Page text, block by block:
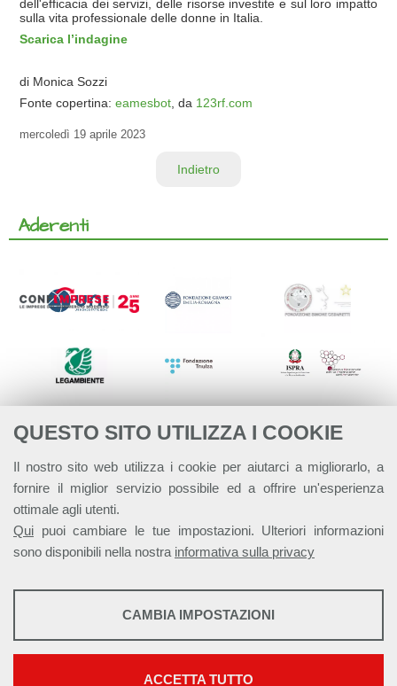
QUESTO SITO UTILIZZA I COOKIE
Il nostro sito web utilizza i cookie per aiutarci a migliorarlo, a
fornire il miglior servizio possibile ed a offrire un'esperienza
ottimale agli utenti.
Qui puoi cambiare le tue impostazioni. Ulteriori informazioni
sono disponibili nella nostra informativa sulla privacy
STATISTICHE
Mostra maggiori informazioni
CAMBIA IMPOSTAZIONI
ACCETTA TUTTO
dell'efficacia dei servizi, delle risorse investite e sul loro impatto
sulla vita professionale delle donne in Italia.
Scarica l’indagine
di Monica Sozzi
Fonte copertina: eamesbot , da 123rf.com
mercoledì 19 aprile 2023
Indietro
Aderenti
Alleanza Italiana per lo Sviluppo Sostenibile - ASviS